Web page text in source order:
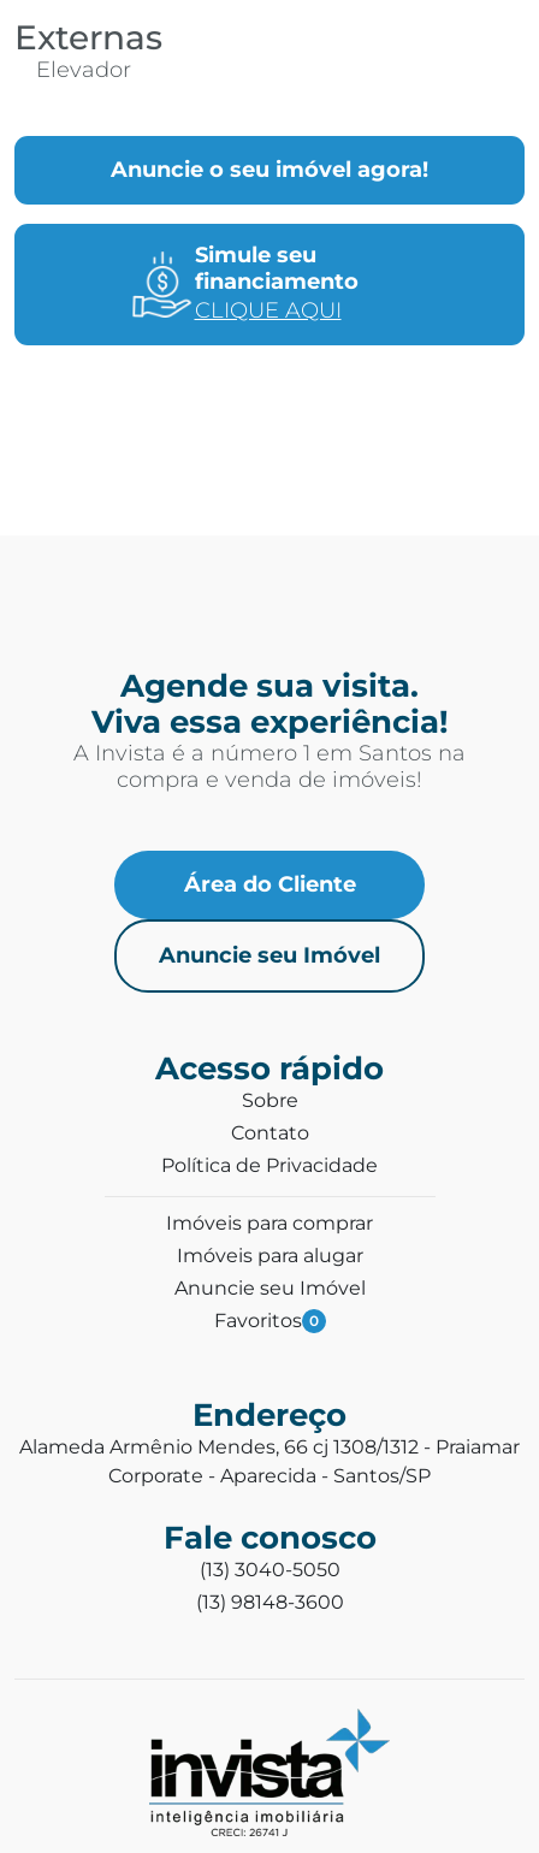
Anuncie o seu imóvel agora!
Simule seu
financiamento
CLIQUE AQUI
Externas
Elevador
Agende sua visita.
Viva essa experiência!
A Invista é a número 1 em Santos na
compra e venda de imóveis!
Área do Cliente
Anuncie seu Imóvel
Acesso rápido
Sobre
Contato
Política de Privacidade
Imóveis para comprar
Imóveis para alugar
Anuncie seu Imóvel
Favoritos 0
Endereço
Alameda Armênio Mendes, 66 cj 1308/1312 - Praiamar
Corporate - Aparecida - Santos/SP
Fale conosco
(13) 3040-5050
(13) 98148-3600